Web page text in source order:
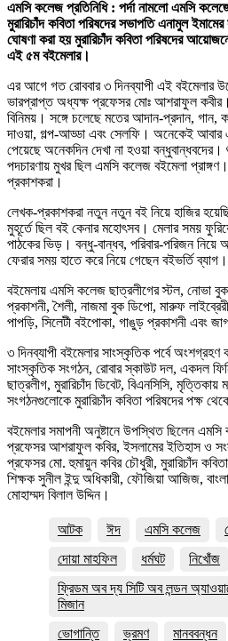
এমসি কলেজ প্রতিনিধি : পর্দা নামলো এমসি
মুরারিচাঁদ কবিতা পরিষদের সভাপতি এনামুল
ঘোষণা করা হয় মুরারিচাঁদ কবিতা পরিষদের
এই ৫ম বইমেলার।
এর আগে গত রোববার ৩ দিনব্যাপী এই বইমেলার
ভারপ্রাপ্ত অধ্যক্ষ প্রফেসর মোঃ আশরাফুল
বিনিময়। সঙ্গে চলেছে মতের আদান-প্রদান, গান,
দাওয়া, গল্প-আড্ডা এবং সেলফি। অনেকেই আবার
পেয়েছে অনেকদিন দেখা না হওয়া
পদচারণায় মুখর ছিল এমসি কলেজ বইমেলা
প্রকাশকরা।
লেখক-প্রকাশকরা নতুন নতুন বই নিয়ে হাজির
মুহূর্তে ছিল বই কেনার মহোৎসব। মেলার সময়
পাঠকের ভিড়। বন্ধু-বান্ধব, পরিবার-পরিজন নিয়ে
ফেরার সময় হাতে করে নিয়ে গেছেন বইভর্তি ব্যাগ।
বইমেলায় এমসি কলেজ ছাত্রলীগের স্টল, নোভা বুক
প্রকাশনী, শৈলী, নাজমা বুক ডিপো, মারুফ
পাপড়ি, সিলেটী বইপোকা, গাঙুড় প্রকাশনী এবং
৩ দিনব্যাপী বইমেলার সাংস্কৃতিক পর্বে অংশগ্রহণ
সাংস্কৃতিক সংগঠন, রোবার স্কাউট দল, একদল
ছাত্রলীগ, মুরারিচাঁদ ডিবেট, বিএনসিসি, মৃত্তিকায়
সংগঠনগুলোকে মুরারিচাঁদ কবিতা পরিষদের পক্ষ
বইমেলার সমাপনী অনুষ্টানে উপস্থিত ছিলেন
প্রফেসর আশরাফুল কবির, ইসলামের ইতিহাস ও
প্রফেসর মো. হুমায়ুন কবির চৌধুরী, মুরারিচাঁদ
শিক্ষক সুনীল ইন্দু অধিকারী, ফৌজিয়া আজিজ,
মোহাম্মদ বিলাল উদ্দিন।
আটক ঈদ এমসি কলেজ
দোয়া মাহফিল
ধর্মঘট নিখোঁজ
ফ্রিডম অব দ্য সিটি অব লন্ডন
মিজান
ভোগান্তি
ভ্রমণ মানববন্ধন